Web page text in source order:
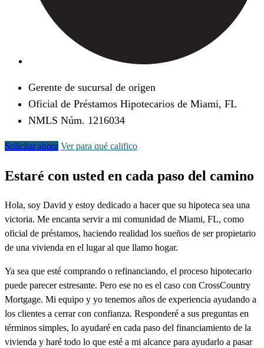
Gerente de sucursal de origen
Oficial de Préstamos Hipotecarios de Miami, FL
NMLS Núm. 1216034
Solicitar ahora Ver para qué califico
Estaré con usted en cada paso del camino
Hola, soy David y estoy dedicado a hacer que su hipoteca sea una
victoria. Me encanta servir a mi comunidad de Miami, FL, como
oficial de préstamos, haciendo realidad los sueños de ser propietario
de una vivienda en el lugar al que llamo hogar.
Ya sea que esté comprando o refinanciando, el proceso hipotecario
puede parecer estresante. Pero ese no es el caso con CrossCountry
Mortgage. Mi equipo y yo tenemos años de experiencia ayudando a
los clientes a cerrar con confianza. Responderé a sus preguntas en
términos simples, lo ayudaré en cada paso del financiamiento de la
vivienda y haré todo lo que esté a mi alcance para ayudarlo a pasar